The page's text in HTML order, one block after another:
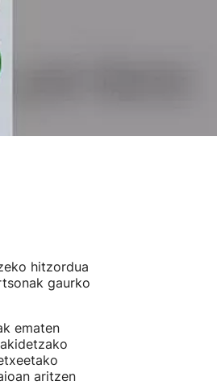
hitzordua
gaurko
ematen
aritzen